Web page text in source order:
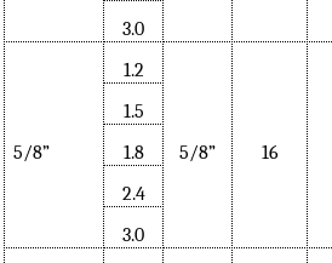
3.0
5/8”
1.2
5/8” 16
1.5
1.8
2.4
3.0